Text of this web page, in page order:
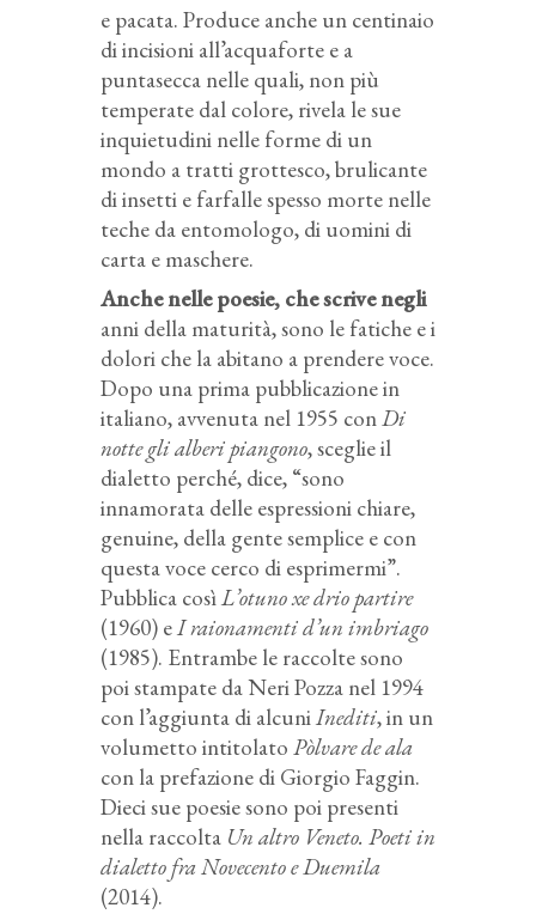
e pacata. Produce anche un centinaio
di incisioni all’acquaforte e a
puntasecca nelle quali, non più
temperate dal colore, rivela le sue
inquietudini nelle forme di un
mondo a tratti grottesco, brulicante
di insetti e farfalle spesso morte nelle
teche da entomologo, di uomini di
carta e maschere.
Anche nelle poesie, che scrive negli
anni della maturità, sono le fatiche e i
dolori che la abitano a prendere voce.
Dopo una prima pubblicazione in
italiano, avvenuta nel 1955 conDi
notte gli alberi piangono, sceglie il
dialetto perché, dice, “sono
innamorata delle espressioni chiare,
genuine, della gente semplice e con
questa voce cerco di esprimermi”.
Pubblica cosìL’otuno xe drio partire
(1960) eI raionamenti d’un imbriago
(1985). Entrambe le raccolte sono
poi stampate da Neri Pozza nel 1994
con l’aggiunta di alcuniInediti, in un
volumetto intitolato Pòlvare de ala
con la prefazione di Giorgio Faggin.
Dieci sue poesie sono poi presenti
nella raccolta Un altro Veneto. Poeti in
dialetto fra Novecento e Duemila
(2014).